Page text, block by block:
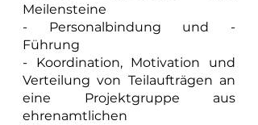
Meilensteine
- Personalbindung und -
Führung
- Koordination, Motivation und
Verteilung von Teilaufträgen an
eine Projektgruppe aus
ehrenamtlichen